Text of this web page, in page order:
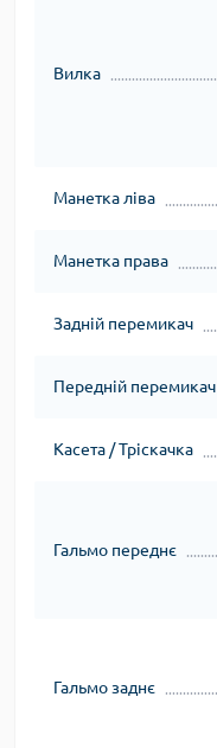
Вилка
Манетка ліва
Манетка права
Задній перемикач
Передній перемикач
Касета / Тріскачка
Гальмо переднє
Гальмо заднє